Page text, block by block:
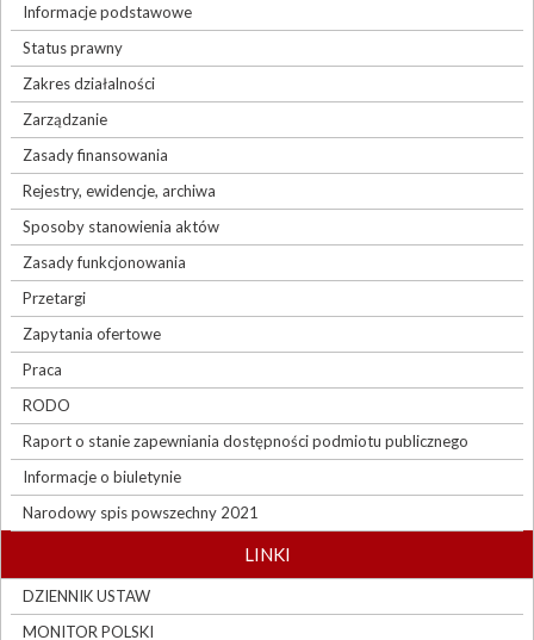
Informacje podstawowe
Status prawny
Zakres działalności
Zarządzanie
Zasady finansowania
Rejestry, ewidencje, archiwa
Sposoby stanowienia aktów
Zasady funkcjonowania
Przetargi
Zapytania ofertowe
Praca
RODO
Raport o stanie zapewniania dostępności podmiotu publicznego
Informacje o biuletynie
Narodowy spis powszechny 2021
LINKI
DZIENNIK USTAW
MONITOR POLSKI